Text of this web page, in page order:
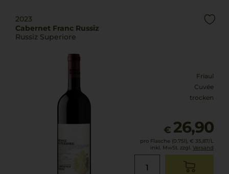
2023
Cabernet Franc Russiz
Russiz Superiore
Friaul
Cuvée
trocken
€ 26,90
pro Flasche (0.75l), € 35,87/L
inkl. MwSt. zzgl. Versand